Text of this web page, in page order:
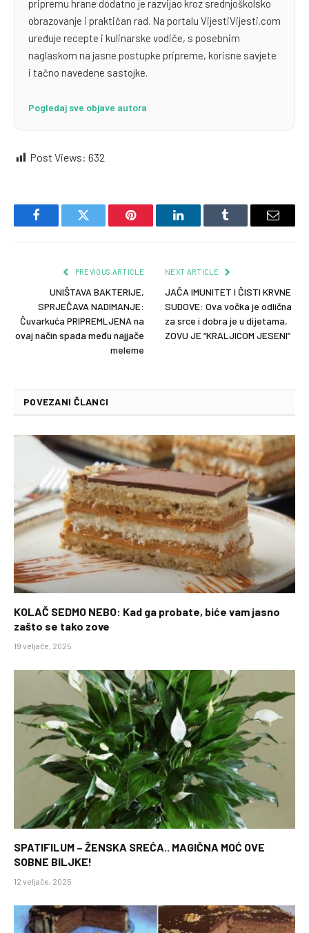
pripremu hrane dodatno je razvijao kroz srednjoškolsko
obrazovanje i praktičan rad. Na portalu VijestiVijesti.com
uređuje recepte i kulinarske vodiče, s posebnim
naglaskom na jasne postupke pripreme, korisne savjete
i tačno navedene sastojke.
Pogledaj sve objave autora
Post Views: 632
FacebookTwitter Pinterest LinkedInTumblr Email
PREVIOUS ARTICLE
UNIŠTAVA BAKTERIJE,
SPRJEČAVA NADIMANJE:
Čuvarkuća PRIPREMLJENA na
ovaj način spada među najjače
meleme
NEXT ARTICLE
JAČA IMUNITET I ČISTI KRVNE
SUDOVE: Ova vočka je odlična
za srce i dobra je u dijetama,
ZOVU JE “KRALJICOM JESENI”
POVEZANI ČLANCI
KOLAČ SEDMO NEBO: Kad ga probate, biće vam jasno
zašto se tako zove
19 veljače, 2025
SPATIFILUM – ŽENSKA SREĆA.. MAGIČNA MOĆ OVE
SOBNE BILJKE!
12 veljače, 2025